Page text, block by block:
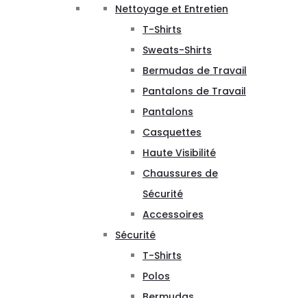
Nettoyage et Entretien
T-Shirts
Sweats-Shirts
Bermudas de Travail
Pantalons de Travail
Pantalons
Casquettes
Haute Visibilité
Chaussures de
Sécurité
Accessoires
Sécurité
T-Shirts
Polos